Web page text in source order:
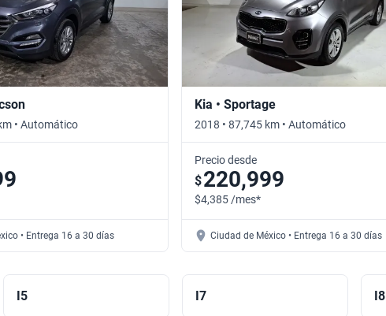
• Automático
• Entrega 16 a 30 días
Kia • Sportage
2018 • 87,745 km • Automático
Precio desde
$220,999
$4,385 /mes*
Ciudad de México • Entrega 16 a 30 días
I5 I7 I8